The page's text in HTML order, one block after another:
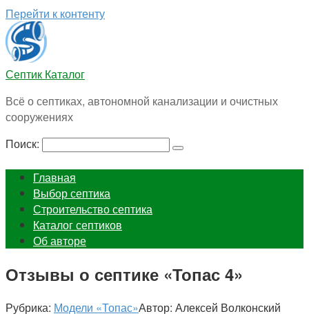
Перейти к контенту
Септик Каталог
Всё о септиках, автономной канализации и очистных
сооружениях
Поиск:
Главная
Выбор септика
Строительство септика
Каталог септиков
Об авторе
Отзывы о септике «Топас 4»
Рубрика: Модели «Топас»Автор: Алексей Волконский